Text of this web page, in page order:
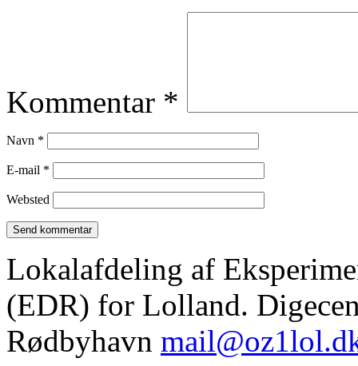
Kommentar *
Navn *
E-mail *
Websted
Lokalafdeling af
(EDR) for Lolland.
Rødbyhavn